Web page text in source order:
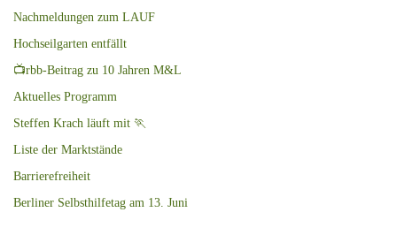
Nachmeldungen zum LAUF
Hochseilgarten entfällt
📺rbb-Beitrag zu 10 Jahren M&L
Aktuelles Programm
Steffen Krach läuft mit 🏃
Liste der Marktstände
Barrierefreiheit
Berliner Selbsthilfetag am 13. Juni